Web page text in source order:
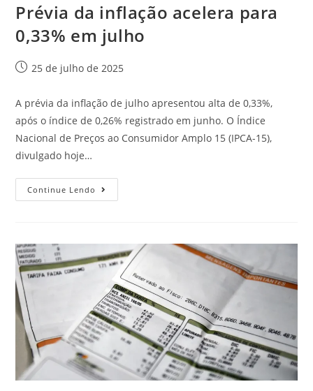
Prévia da inflação acelera para
0,33% em julho
25 de julho de 2025
A prévia da inflação de julho apresentou alta de 0,33%,
após o índice de 0,26% registrado em junho. O Índice
Nacional de Preços ao Consumidor Amplo 15 (IPCA-15),
divulgado hoje…
Continue Lendo